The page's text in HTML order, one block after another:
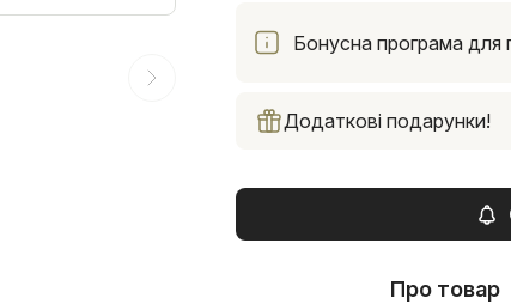
Бонусна програма для
Додаткові подарунки!
Про товар